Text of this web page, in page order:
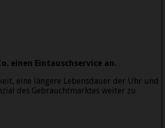
einen Eintauschservice an.
eine längere Lebensdauer der Uhr und
des Gebrauchtmarktes weiter zu